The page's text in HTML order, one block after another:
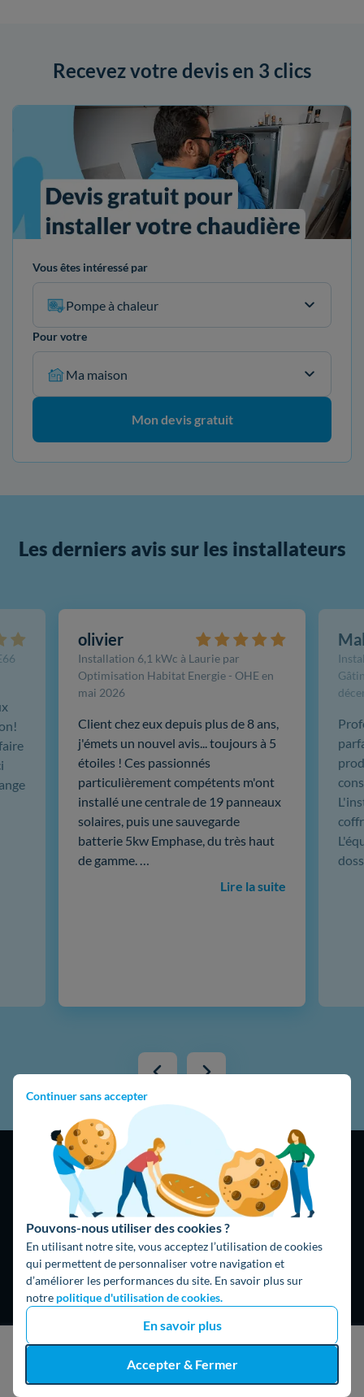
Continuer sans accepter
Pouvons-nous utiliser des cookies ?
En utilisant notre site, vous acceptez l’utilisation de cookies
qui permettent de personnaliser votre navigation et
d’améliorer les performances du site. En savoir plus sur
notre politique d'utilisation de cookies.
En savoir plus
Accepter & Fermer
J'obtiens un devis gratuit
Recevez votre devis en 3 clics
Vous êtes intéressé par
Pompe à chaleur
Pour votre
Ma maison
Mon devis gratuit
Les derniers avis sur les installateurs
olivier
Installation 6,1 kWc à Laurie par
Optimisation Habitat Energie - OHE en
mai 2026
Client chez eux depuis plus de 8 ans,
j'émets un nouvel avis... toujours à 5
étoiles ! Ces passionnés
particulièrement compétents m'ont
installé une centrale de 19 panneaux
solaires, puis une sauvegarde
batterie 5kw Emphase, du très haut
de gamme. …
Lire la suite
4,9/5
16325 avisGoogle